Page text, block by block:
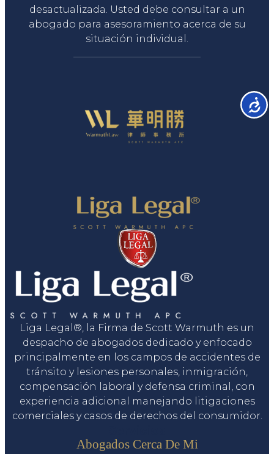
desactualizada. Usted debe consultar a un
abogado para asesoramiento acerca de su
situación individual.
Liga Legal®, la Firma de Scott Warmuth es un
despacho de abogados dedicado y enfocado
principalmente en los campos de accidentes de
tránsito y lesiones personales, inmigración,
compensación laboral y defensa criminal, con
experiencia adicional manejando litigaciones
comerciales y casos de derechos del consumidor.
Abogados Cerca De Mi